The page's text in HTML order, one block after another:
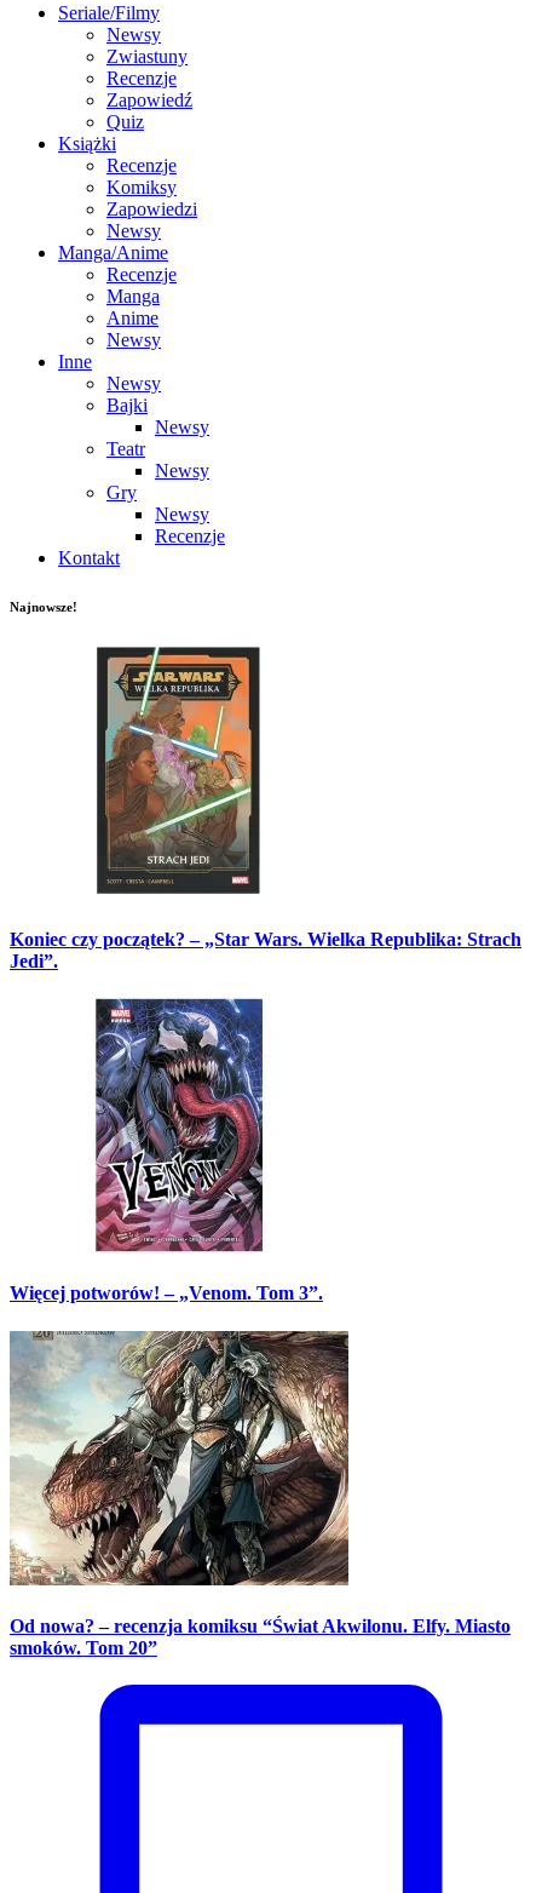
Seriale/Filmy
Newsy
Zwiastuny
Recenzje
Zapowiedź
Quiz
Książki
Recenzje
Komiksy
Zapowiedzi
Newsy
Manga/Anime
Recenzje
Manga
Anime
Newsy
Inne
Newsy
Bajki
Newsy
Teatr
Newsy
Gry
Newsy
Recenzje
Kontakt
Najnowsze!
Koniec czy początek? – „Star Wars. Wielka Republika: Strach
Jedi”.
Więcej potworów! – „Venom. Tom 3”.
Od nowa? – recenzja komiksu “Świat Akwilonu. Elfy. Miasto
smoków. Tom 20”